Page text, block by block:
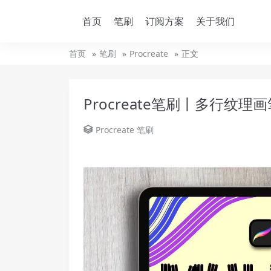
首页 笔刷 订阅方案 关于我们
首页 笔刷 Procreate 正文
Procreate笔刷丨多行纹理
Procreate 笔刷